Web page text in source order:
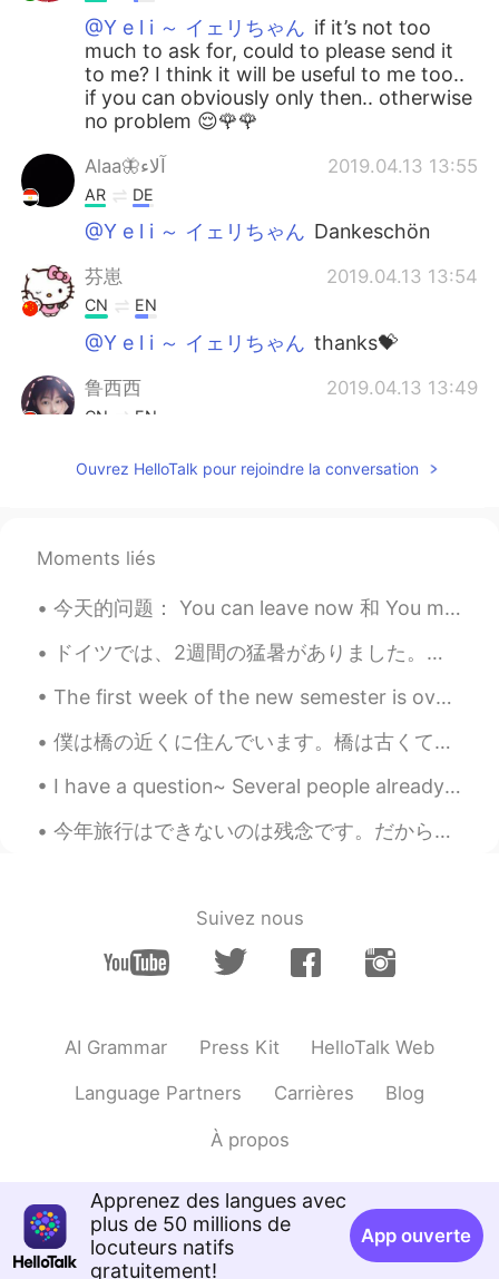
@Y e l i ～ イェリちゃん if it’s not too
much to ask for, could to please send it
to me? I think it will be useful to me too..
if you can obviously only then.. otherwise
no problem 😌🌹🌹
Alaa🦋آلاء 2019.04.13 13:55
AR DE
@Y e l i ～ イェリちゃん Dankeschön
芬崽 2019.04.13 13:54
CN EN
@Y e l i ～ イェリちゃん thanks💝
鲁西西 2019.04.13 13:49
CN EN
lucky words
EN JP
EN JP
@鲁西西Good luck~!
Y e l i ～ イェリちゃん 2019.04.13 13:45
Haha, it's okay! 😂 To be honest I haven't
滴滴答答叮叮
CN EN
Y e l i ～ イェリちゃん 2019.04.13 13:39
@Assassin ASHere a package costs
almost 3€ 😅 Which isn't worth the
鲁西西 2019.04.13 13:38
CN EN
exam
Ouvrez HelloTalk pour rejoindre la conversation
Moments liés
今天的问题： You can leave now 和 You may leave now 有什么区别？ 两个有一样的位置的人之间可以用 'you can'，而且关于机会的句子应该使用 'you...
ドイツでは、2週間の猛暑がありました。気温は毎日30度以上でした。金曜日から涼しくなっています。昨日は、ハンブルクで大雷雨がありました。大雷雨の時、木の下で待っていました。とても楽しかったです。😄😄😄
The first week of the new semester is over! I've been working yesterday and today I need to sort...
僕は橋の近くに住んでいます。橋は古くて小さいので、鉄道会社はそれをより大きな橋に交換したいです。橋の周りで住んでいる人々は、大きな橋を恐れて抗議しています。抗議の面白い方法の一つは、将来の大きな...
I have a question~ Several people already told me that I should try to learn Korean It's easier ...
今年旅行はできないのは残念です。だから新しいフライトシミュレーターに満足しています。😄😄 昨日フライトシミュレーターで関西空港から羽田空港まで飛行機を飛ばしました。来年もう一度日本に行くのを願っ...
Suivez nous
AI Grammar Press Kit HelloTalk Web
Language Partners Carrières Blog
À propos
Apprenez des langues avec
plus de 50 millions de
locuteurs natifs
gratuitement!
App ouverte